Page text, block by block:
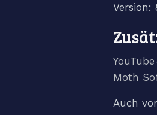
Version:
Moth
Auch